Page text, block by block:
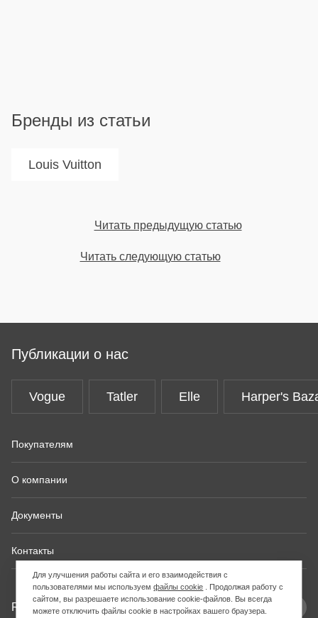
Бренды из статьи
Louis Vuitton
Читать предыдущую статью
Читать следующую статью
Публикации о нас
Vogue Tatler Elle Harper's
Покупателям
О компании
Документы
Контакты
RUB РУС
Для улучшения работы сайта и его взаимодействия с
пользователями мы используемфайлы cookie . Продолжая работу с
сайтом, вы разрешаете использование cookie-файлов. Вы всегда
можете отключить файлы cookie в настройках вашего браузера.